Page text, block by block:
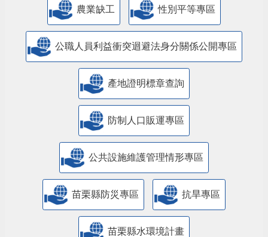
農業缺工 性別平等專區
公職人員利益衝突迴避法身分關係公開專區
產地證明標章查詢
防制人口販運專區
​公共設施維護管理情形專區
苗栗縣防災專區 抗旱專區
苗栗縣水環境計畫